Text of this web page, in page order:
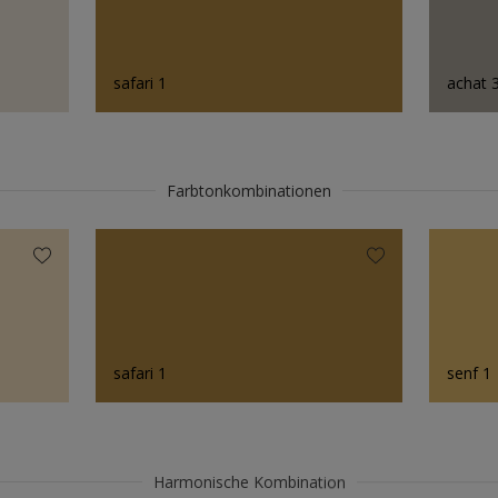
safari 1 achat
Farbtonkombinationen
safari 1 senf 1
Harmonische Kombination